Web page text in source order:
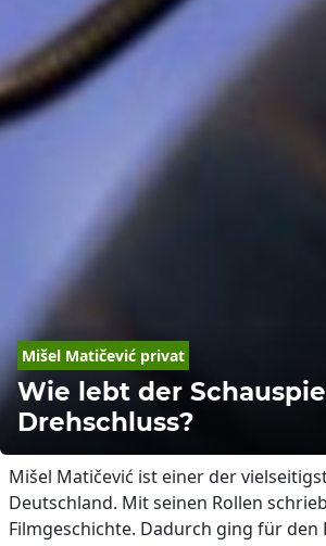
Mišel Matičević privat
Wie lebt der
Drehschluss?
Mišel Matičević ist einer der
Deutschland. Mit seinen Rollen
Filmgeschichte. Dadurch ging für den